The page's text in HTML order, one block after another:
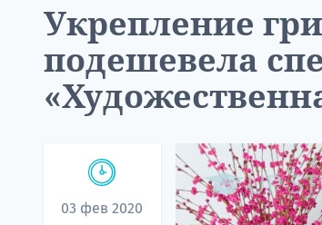
Укрепление
подешевела
03 фев 2020